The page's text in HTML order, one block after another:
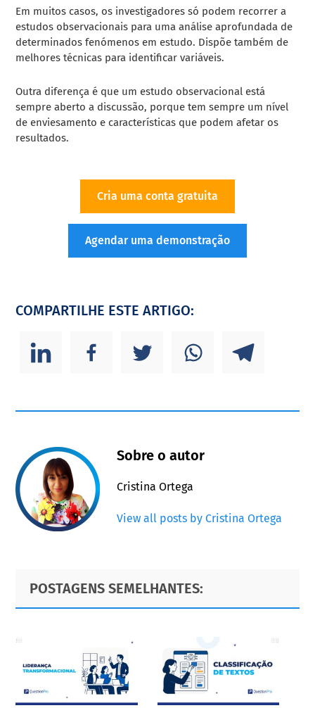
Em muitos casos, os investigadores só podem recorrer a
estudos observacionais para uma análise aprofundada de
determinados fenómenos em estudo. Dispõe também de
melhores técnicas para identificar variáveis.
Outra diferença é que um estudo observacional está
sempre aberto a discussão, porque tem sempre um nível
de enviesamento e características que podem afetar os
resultados.
Cria uma conta gratuita
Agendar uma demonstração
COMPARTILHE ESTE ARTIGO:
Sobre o autor
Cristina Ortega
View all posts by Cristina Ortega
Primary
Sidebar
Footer
POSTAGENS SEMELHANTES: